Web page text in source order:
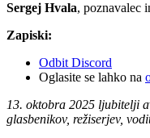
Sergej Hvala, poznavalec
Zapiski:
Odbit Discord
Oglasite se lahko na
13. oktobra 2025 ljubitelji
glasbenikov, režiserjev,